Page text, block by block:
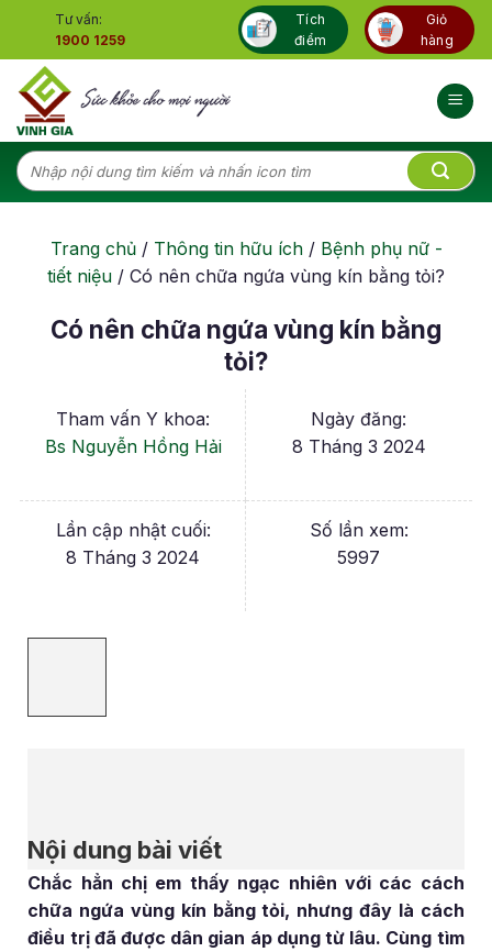
content
Tư vấn:
1900 1259
Tích
điểm
Giỏ
hàng
Tìm
kiếm:
Trang chủ/ Thông tin hữu ích/ Bệnh phụ nữ -
tiết niệu / Có nên chữa ngứa vùng kín bằng tỏi?
Có nên chữa ngứa vùng kín bằng
tỏi?
Tham vấn Y khoa:
Bs Nguyễn Hồng Hải
Ngày đăng:
8 Tháng 3 2024
Lần cập nhật cuối:
8 Tháng 3 2024
Số lần xem:
5997
Nội dung bài viết
Chắc hẳn chị em thấy ngạc nhiên với các cách
chữa ngứa vùng kín bằng tỏi, nhưng đây là cách
điều trị đã được dân gian áp dụng từ lâu. Cùng tìm